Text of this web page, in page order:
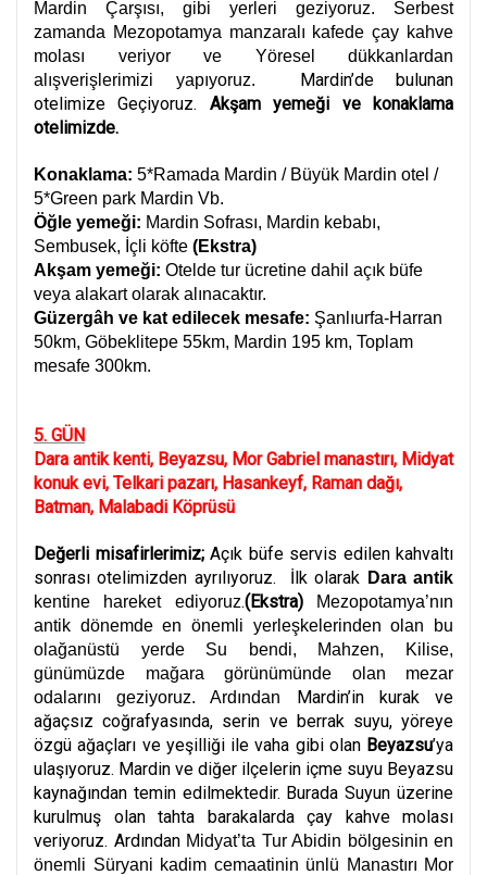
Mardin Çarşısı, gibi yerleri geziyoruz. Serbest
zamanda Mezopotamya manzaralı kafede çay kahve
molası veriyor ve Yöresel dükkanlardan
alışverişlerimizi yapıyoruz. Mardin’de bulunan
otelimize Geçiyoruz. Akşam yemeği ve konaklama
otelimizde.
Konaklama: 5*Ramada Mardin / Büyük Mardin otel /
5*Green park Mardin Vb.
Öğle yemeği: Mardin Sofrası, Mardin kebabı,
Sembusek, İçli köfte (Ekstra)
Akşam yemeği: Otelde tur ücretine dahil açık büfe
veya alakart olarak alınacaktır.
Güzergâh ve kat edilecek mesafe: Şanlıurfa-Harran
50km, Göbeklitepe 55km, Mardin 195 km, Toplam
mesafe 300km.
5. GÜN
Dara antik kenti, Beyazsu, Mor Gabriel manastırı, Midyat
konuk evi, Telkari pazarı, Hasankeyf, Raman dağı,
Batman, Malabadi Köprüsü
Değerli misafirlerimiz;Açık büfe servis edilen kahvaltı
sonrası otelimizden ayrılıyoruz. İlk olarak
Dara antik
kentine hareket ediyoruz.(Ekstra)Mezopotamya’nın
antik dönemde en önemli yerleşkelerinden olan bu
olağanüstü yerde Su bendi, Mahzen, Kilise,
günümüzde mağara görünümünde olan mezar
odalarını geziyoruz. Ardından Mardin’in kurak ve
ağaçsız coğrafyasında, serin ve berrak suyu, yöreye
özgü ağaçları ve yeşilliği ile vaha gibi olan Beyazsu’ya
ulaşıyoruz. Mardin ve diğer ilçelerin içme suyu Beyazsu
kaynağından temin edilmektedir. Burada Suyun üzerine
kurulmuş olan tahta barakalarda çay kahve molası
veriyoruz. Ardından Midyat’ta Tur Abidin bölgesinin en
önemli Süryani kadim cemaatinin ünlü Manastırı Mor